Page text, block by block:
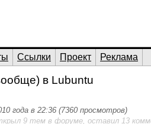
Ссылки Проект Реклама
в Lubuntu
года в 22:36 (7360 просмотров)
9 тем в форуме, оставил 13